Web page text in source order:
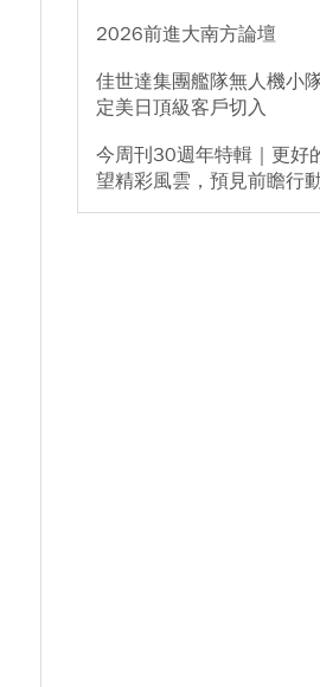
2026前進大南方論壇
佳世達集團艦隊無人機小
定美日頂級客戶切入
今周刊30週年特輯｜更好
望精彩風雲，預見前瞻行